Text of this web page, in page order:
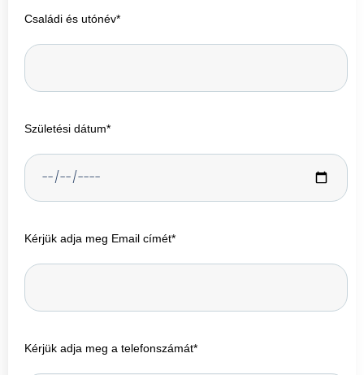
Családi és utónév*
Születési dátum*
Kérjük adja meg Email címét*
Kérjük adja meg a telefonszámát*